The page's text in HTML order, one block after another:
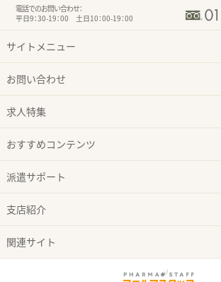
電話でのお問い合わせ：
平日9：30-19：00 土日10：00-19：00
サイトメニュー
お問い合わせ
求人特集
おすすめコンテンツ
派遣サポート
支店紹介
関連サイト